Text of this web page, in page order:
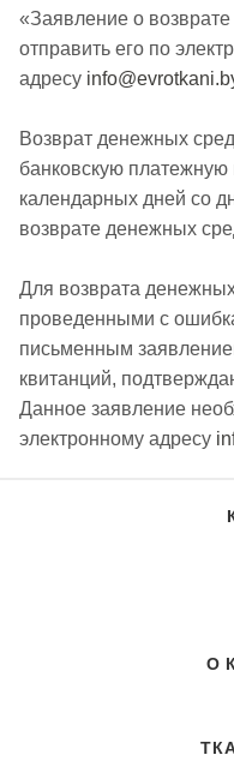
«Заявление о
отправить его по
адресу
Возврат денежных
банковскую платежную
календарных дней со
возврате денежных
Для возврата
проведенными с
письменным
квитанций,
Данное заявление
электронному адресу
О